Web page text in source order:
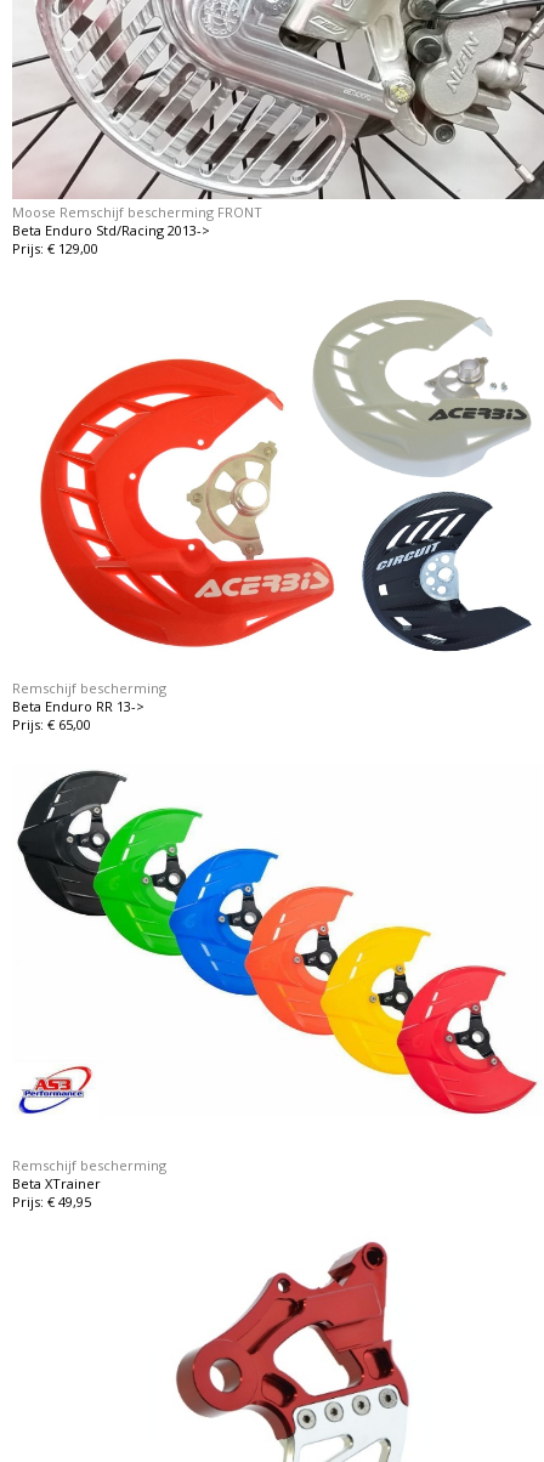
Moose Remschijf bescherming FRONT
Beta Enduro Std/Racing 2013->
Prijs: € 129,00
Remschijf bescherming
Beta Enduro RR 13->
Prijs: € 65,00
Remschijf bescherming
Beta XTrainer
Prijs: € 49,95